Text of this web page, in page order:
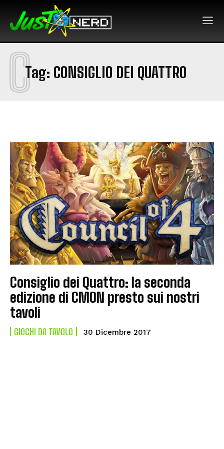
Tag: CONSIGLIO DEI QUATTRO
C
Consiglio dei Quattro: la seconda
edizione di CMON presto sui nostri
tavoli
GIOCHI DA TAVOLO 30 Dicembre 2017